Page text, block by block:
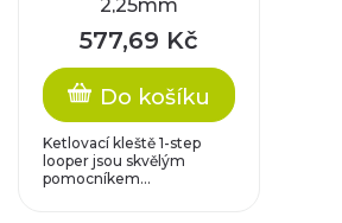
2,25mm
577,69 Kč
Do košíku
Ketlovací kleště 1-step
looper jsou skvělým
pomocníkem...